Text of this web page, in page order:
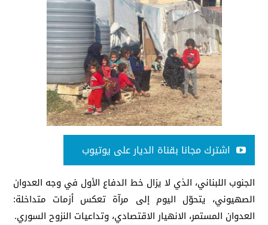
اشترك مجانا بقناة الديار على يوتيوب
الجنوب اللبناني، الذي لا يزال خط الدفاع الأول في وجه العدوان
الصهيوني، يتحوّل اليوم إلى مرآة تعكس أزمات متداخلة:
العدوان المستمر، الانهيار الاقتصادي، وتداعيات النزوح السوري.